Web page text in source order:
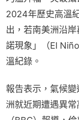
2024年歷史高溫
出，若南美洲沿
諾現象」（El
溫紀錄。
報告表示，氣候
洲就近期遭遇異常